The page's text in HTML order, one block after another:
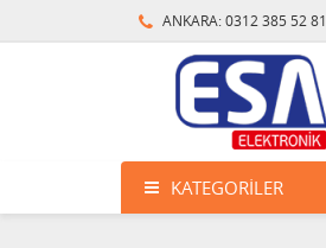
ANKARA: 0312 385 52 81
KATEGORILER